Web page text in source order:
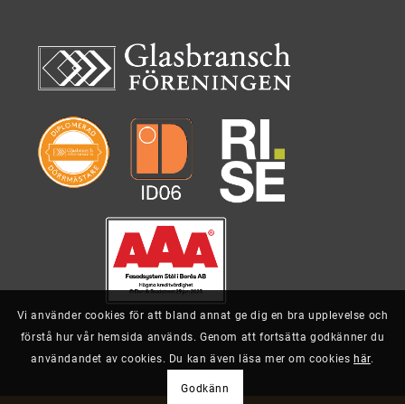
Vi använder cookies för att bland annat ge dig en bra upplevelse och
förstå hur vår hemsida används. Genom att fortsätta godkänner du
användandet av cookies. Du kan även läsa mer om cookies här.
Godkänn